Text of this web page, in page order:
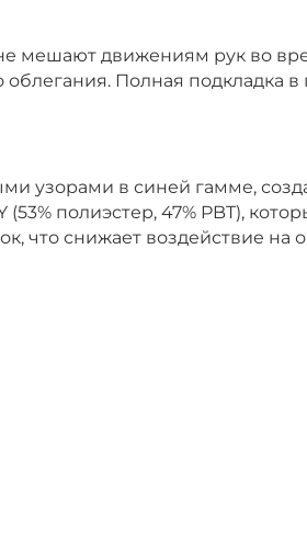
мешают движениям рук во
Полная подкладка в
узорами в синей гамме,
полиэстер, 47% PBT),
что снижает воздействие